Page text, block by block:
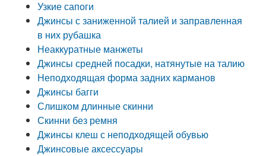
Узкие сапоги
Джинсы с заниженной талией и заправленная
в них рубашка
Неаккуратные манжеты
Джинсы средней посадки, натянутые на талию
Неподходящая форма задних карманов
Джинсы багги
Слишком длинные скинни
Скинни без ремня
Джинсы клеш с неподходящей обувью
Джинсовые аксессуары